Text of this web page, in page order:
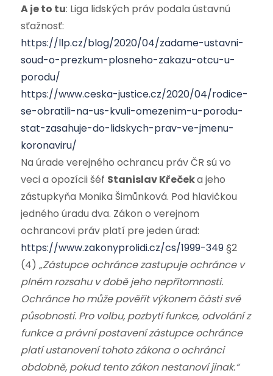
A je to tu: Liga lidských práv podala ústavnú
sťažnosť:
https://llp.cz/blog/2020/04/zadame-ustavni-
soud-o-prezkum-plosneho-zakazu-otcu-u-
porodu/
https://www.ceska-justice.cz/2020/04/rodice-
se-obratili-na-us-kvuli-omezenim-u-porodu-
stat-zasahuje-do-lidskych-prav-ve-jmenu-
koronaviru/
Na úrade verejného ochrancu práv ČR sú vo
veci a opozícii šéf Stanislav Křečeka jeho
zástupkyňa Monika Šimůnková. Pod hlavičkou
jedného úradu dva. Zákon o verejnom
ochrancovi práv platí pre jeden úrad:
https://www.zakonyprolidi.cz/cs/1999-349§2
(4) „Zástupce ochránce zastupuje ochránce v
plném rozsahu v době jeho nepřítomnosti.
Ochránce ho může pověřit výkonem části své
působnosti. Pro volbu, pozbytí funkce, odvolání z
funkce a právní postavení zástupce ochránce
platí ustanovení tohoto zákona o ochránci
obdobně, pokud tento zákon nestanoví jinak.“